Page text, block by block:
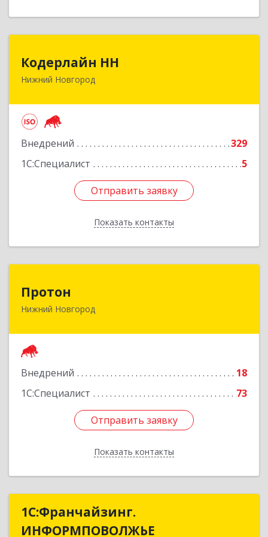
Кодерлайн НН
Нижний Новгород
Внедрений
329
1С:Специалист
5
Отправить заявку
Показать контакты
603011, Нижегородская обл, Нижний Новгород
Подробнее
Отправить заявку
Назад
Протон
Нижний Новгород
Внедрений
18
1С:Специалист
73
Отправить заявку
Показать контакты
603163, Нижегородская обл, Нижний Новгород
Отправить заявку
Назад
1С:Франчайзинг.
ИНФОРМПОВОЛЖЬЕ
1С:Франчайзинг.
ИНФОРМПОВОЛЖЬЕ